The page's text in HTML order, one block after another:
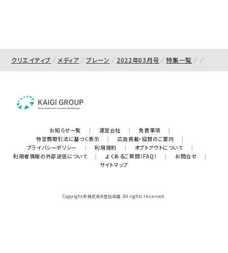
クリエイティブ メディア ブレーン 2022年03月号 特集一覧
お知らせ一覧 | 運営会社 | 免責事項
|
特定商取引法に基づく表示
| 広告掲載・協賛のご案内
|
プライバシーポリシー
| 利用規約 | オプトアウトについて
|
利用者情報の外部送信について
| よくあるご質問（FAQ） | お問合せ
|
サイトマップ
Copyright © 株式会社宣伝会議. All rights reserved.